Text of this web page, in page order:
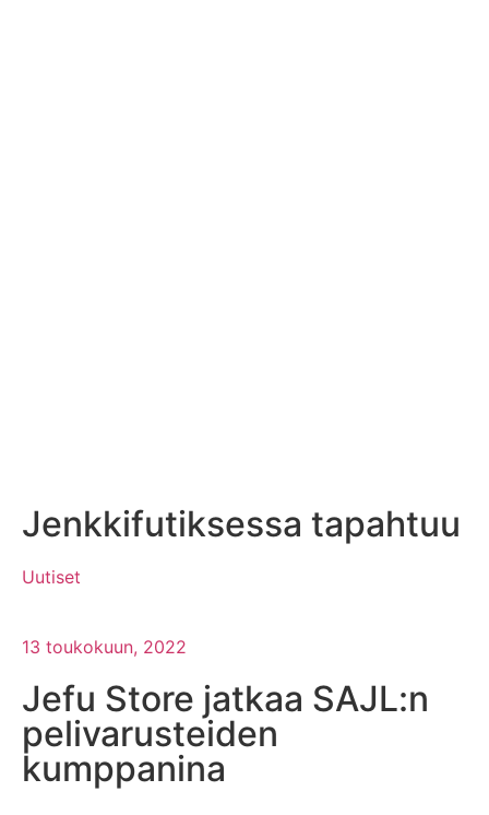
Jenkkifutiksessa tapahtuu
Uutiset
13 toukokuun, 2022
Jefu Store jatkaa SAJL:n
pelivarusteiden
kumppanina